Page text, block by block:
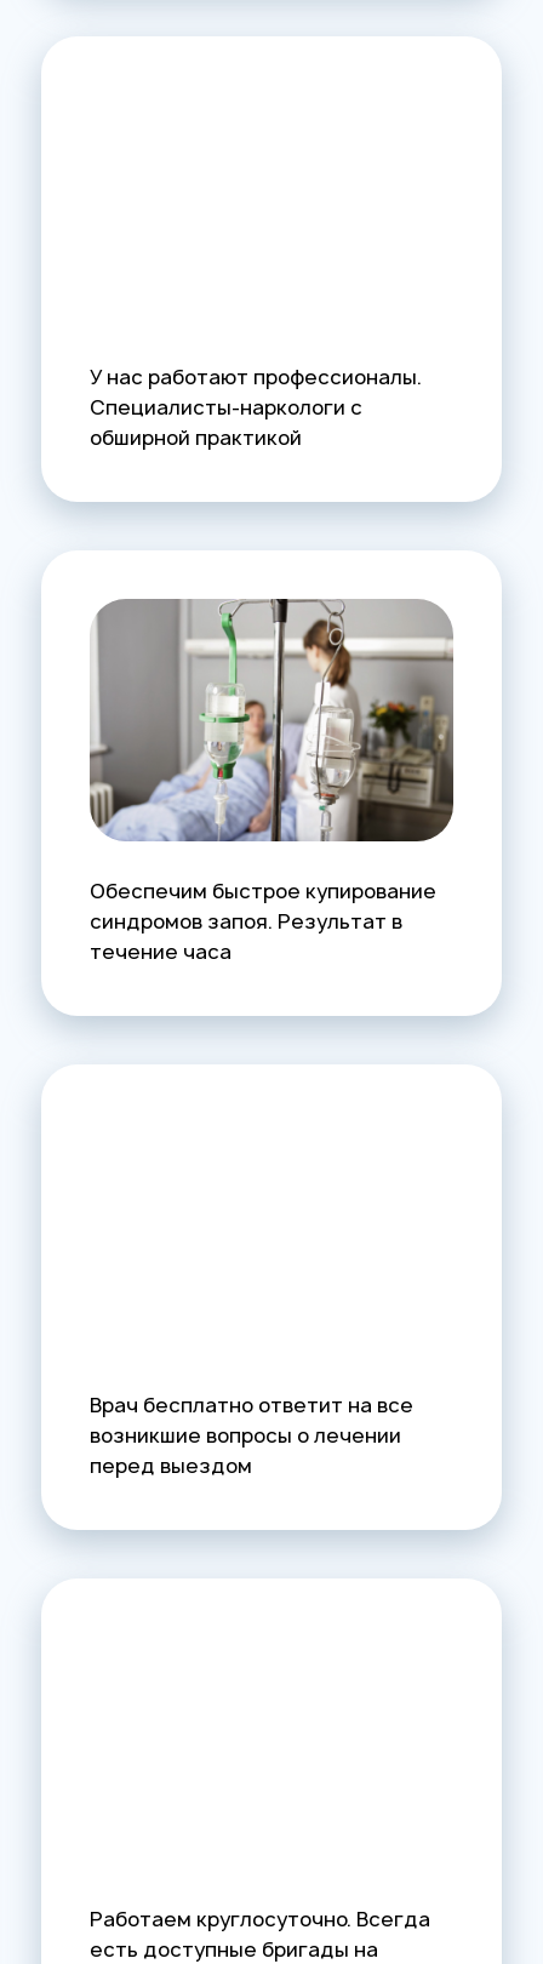
У нас работают профессионалы.
Специалисты-наркологи с
обширной практикой
Обеспечим быстрое купирование
синдромов запоя. Результат в
течение часа
Врач бесплатно ответит на все
возникшие вопросы о лечении
перед выездом
Работаем круглосуточно. Всегда
есть доступные бригады на